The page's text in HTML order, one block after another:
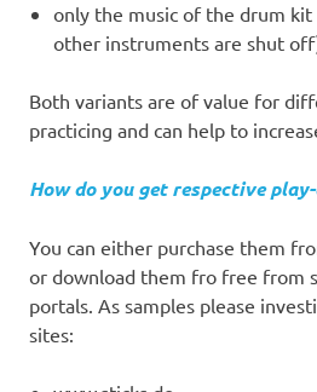
only the music of the drum kit
other instruments are shut
Both variants are of value for
practicing and can help to
How do you get respective
You can either purchase them
or download them fro free from
portals. As samples please
sites: